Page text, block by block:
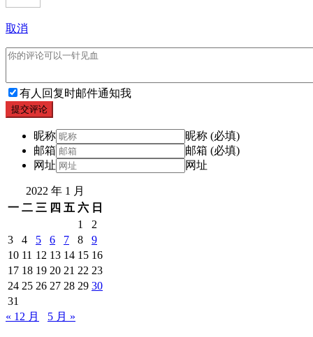
取消
有人回复时邮件通知我
提交评论
昵称
昵称 (必填)
邮箱
邮箱 (必填)
网址
网址
2022 年 1 月
一 二 三 四 五 六 日
1
2
3
4 5 6 7 8
9
10 11 12 13 14 15 16
17 18 19 20 21 22 23
24 25 26 27 28 29 30
31
« 12 月
5 月 »